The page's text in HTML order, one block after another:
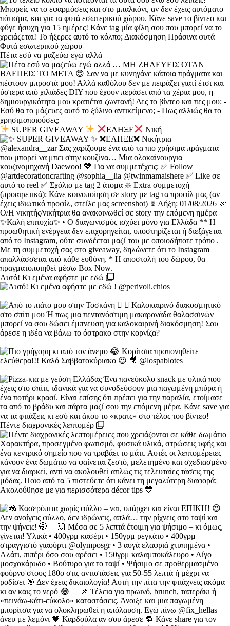
Πέτα εσύ να μαζεύω εγώ αλλά
SUPER GIVEAWAY ΕΛΗΞΕ Νική
Αυτό! Κι εμένα αφήστε με εδώ
Πέντε διαχρονικές λεπτομέρ